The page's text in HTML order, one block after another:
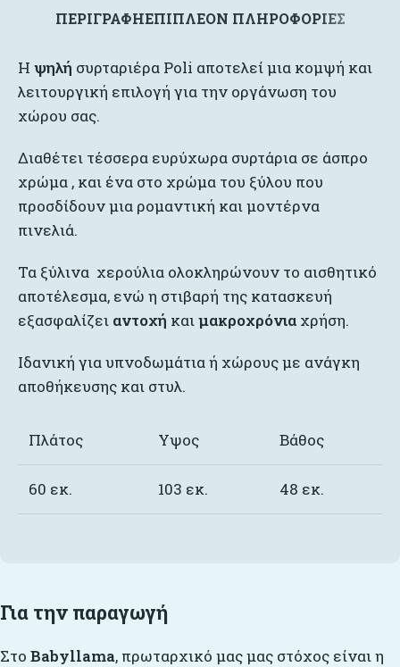
ΠΕΡΙΓΡΑΦΉΕΠΙΠΛΈΟΝ ΠΛΗΡΟΦΟΡΊΕΣ
Η ψηλή συρταριέρα Poli αποτελεί μια κομψή και
λειτουργική επιλογή για την οργάνωση του
χώρου σας.
Διαθέτει τέσσερα ευρύχωρα συρτάρια σε άσπρο
χρώμα , και ένα στο χρώμα του ξύλου που
προσδίδουν μια ρομαντική και μοντέρνα
πινελιά.
Τα ξύλινα χερούλια ολοκληρώνουν το αισθητικό
αποτέλεσμα, ενώ η στιβαρή της κατασκευή
εξασφαλίζει αντοχή καιμακροχρόνια χρήση.
Ιδανική για υπνοδωμάτια ή χώρους με ανάγκη
αποθήκευσης και στυλ.
Πλάτος Υψος Βάθος
60 εκ. 103 εκ. 48 εκ.
Για την παραγωγή
Στο Babyllama, πρωταρχικό μας μας στόχος είναι η